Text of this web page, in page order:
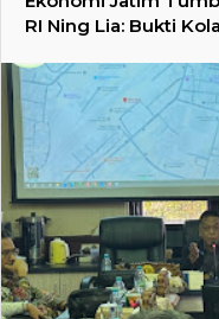
RI Ning Lia: Bukti